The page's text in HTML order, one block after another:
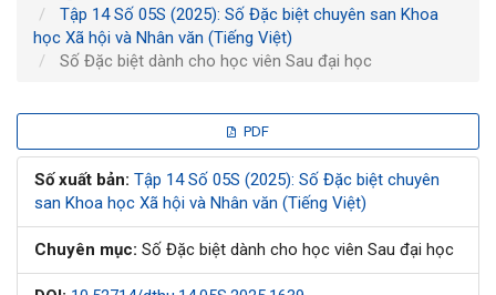
Tập 14 Số 05S (2025): Số Đặc biệt chuyên san Khoa
học Xã hội và Nhân văn (Tiếng Việt)
Số Đặc biệt dành cho học viên Sau đại học
bên
bài
viết
PDF
Số xuất bản: Tập 14 Số 05S (2025): Số Đặc biệt chuyên
san Khoa học Xã hội và Nhân văn (Tiếng Việt)
Chuyên mục: Số Đặc biệt dành cho học viên Sau đại học